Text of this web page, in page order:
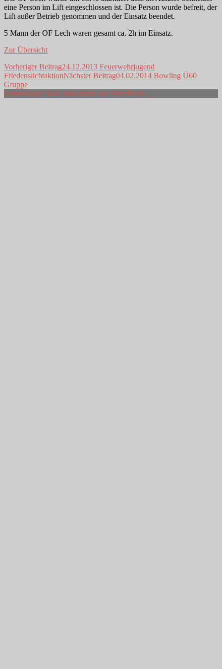
eine Person im Lift eingeschlossen ist. Die Person wurde befreit, der
Lift außer Betrieb genommen und der Einsatz beendet.
5 Mann der OF Lech waren gesamt ca. 2h im Einsatz.
Zur Übersicht
Beitragsnavigation
Vorheriger Beitrag24.12.2013 Feuerwehrjugend
FriedenslichtaktionNächster Beitrag04.02.2014 Bowling Ü60
Gruppe
Datenschutz Stolz präsentiert von WordPress